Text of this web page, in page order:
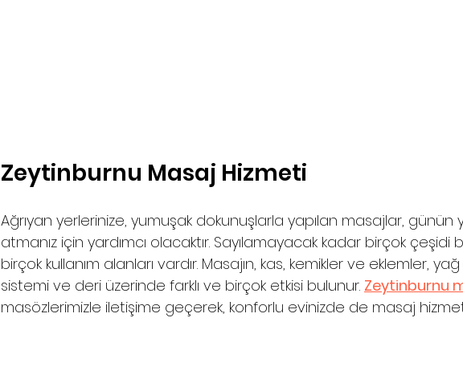
Zeytinburnu Masaj Hizmeti
Ağrıyan yerlerinize, yumuşak dokunuşlarla yapılan masajlar, günün
atmanız için yardımcı olacaktır. Sayılamayacak kadar birçok çeşidi
birçok kullanım alanları vardır. Masajın, kas, kemikler ve eklemler,
sistemi ve deri üzerinde farklı ve birçok etkisi bulunur. Zeytinburnu
masözlerimizle iletişime geçerek, konforlu evinizde de masaj